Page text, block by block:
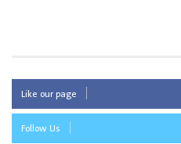
Like our page
Follow Us